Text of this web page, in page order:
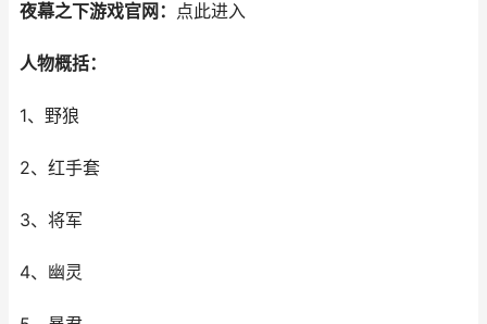
夜幕之下游戏官网： 点此进入
人物概括：
1、野狼
2、红手套
3、将军
4、幽灵